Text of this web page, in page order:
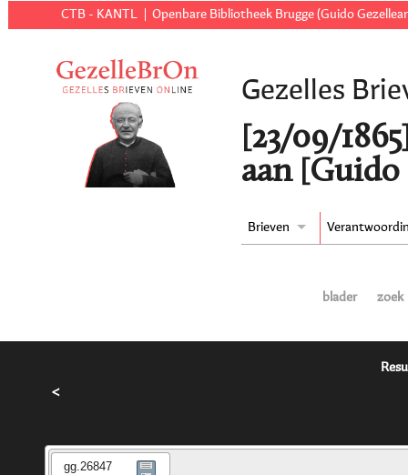
CTB - KANTL Openbare Bibliotheek Brugge (Guido
Gezelles
[23/09/
aan [Guido
Brieven
blader zoek
<
gg.26847